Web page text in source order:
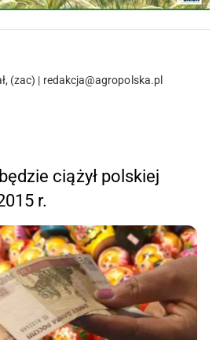
(zac) | redakcja@agropolska.pl
ciążył polskiej
r.